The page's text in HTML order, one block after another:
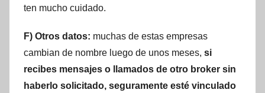
ten mucho cuidado.
F) Otros datos: muchas de estas empresas
cambian de nombre luego de unos meses, si
recibes mensajes o llamados de otro broker sin
haberlo solicitado, seguramente esté vinculado